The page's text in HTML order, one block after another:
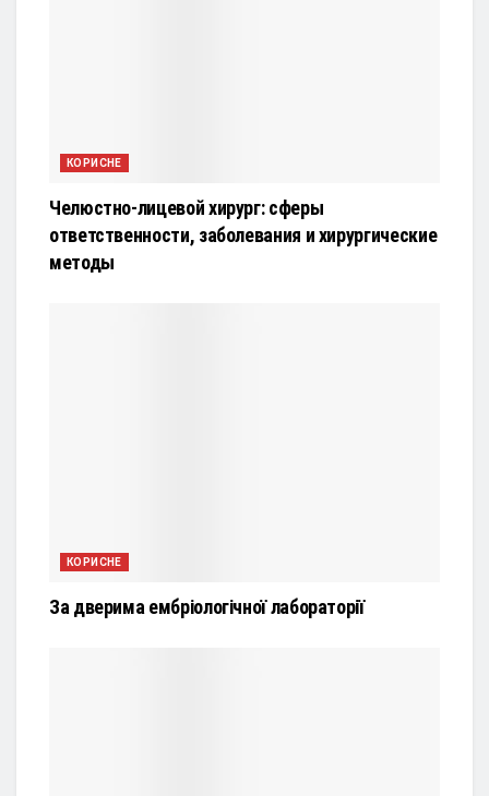
КОРИСНЕ
Челюстно-лицевой хирург: сферы
ответственности, заболевания и хирургические
методы
КОРИСНЕ
За дверима ембріологічної лабораторії